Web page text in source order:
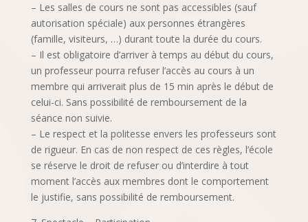
– Les salles de cours ne sont pas accessibles (sauf
autorisation spéciale) aux personnes étrangères
(famille, visiteurs, …) durant toute la durée du cours.
– Il est obligatoire d’arriver à temps au début du cours,
un professeur pourra refuser l’accès au cours à un
membre qui arriverait plus de 15 min après le début de
celui-ci. Sans possibilité de remboursement de la
séance non suivie.
– Le respect et la politesse envers les professeurs sont
de rigueur. En cas de non respect de ces règles, l’école
se réserve le droit de refuser ou d’interdire à tout
moment l’accès aux membres dont le comportement
le justifie, sans possibilité de remboursement.